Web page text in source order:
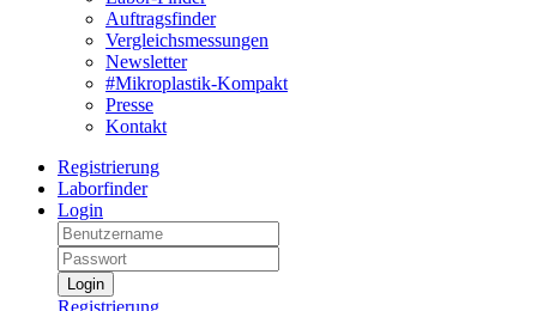
Auftragsfinder
Vergleichsmessungen
Newsletter
#Mikroplastik-Kompakt
Presse
Kontakt
Registrierung
Laborfinder
Login
Login
Registrierung